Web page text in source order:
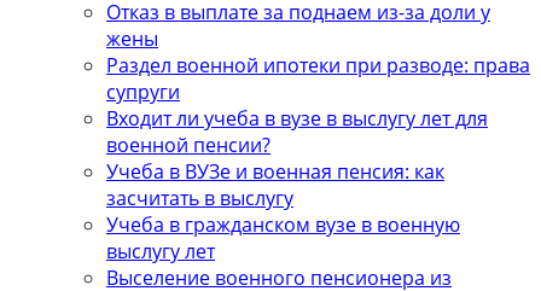
Отказ в выплате за поднаем из-за доли у
жены
Раздел военной ипотеки при разводе: права
супруги
Входит ли учеба в вузе в выслугу лет для
военной пенсии?
Учеба в ВУЗе и военная пенсия: как
засчитать в выслугу
Учеба в гражданском вузе в военную
выслугу лет
Выселение военного пенсионера из